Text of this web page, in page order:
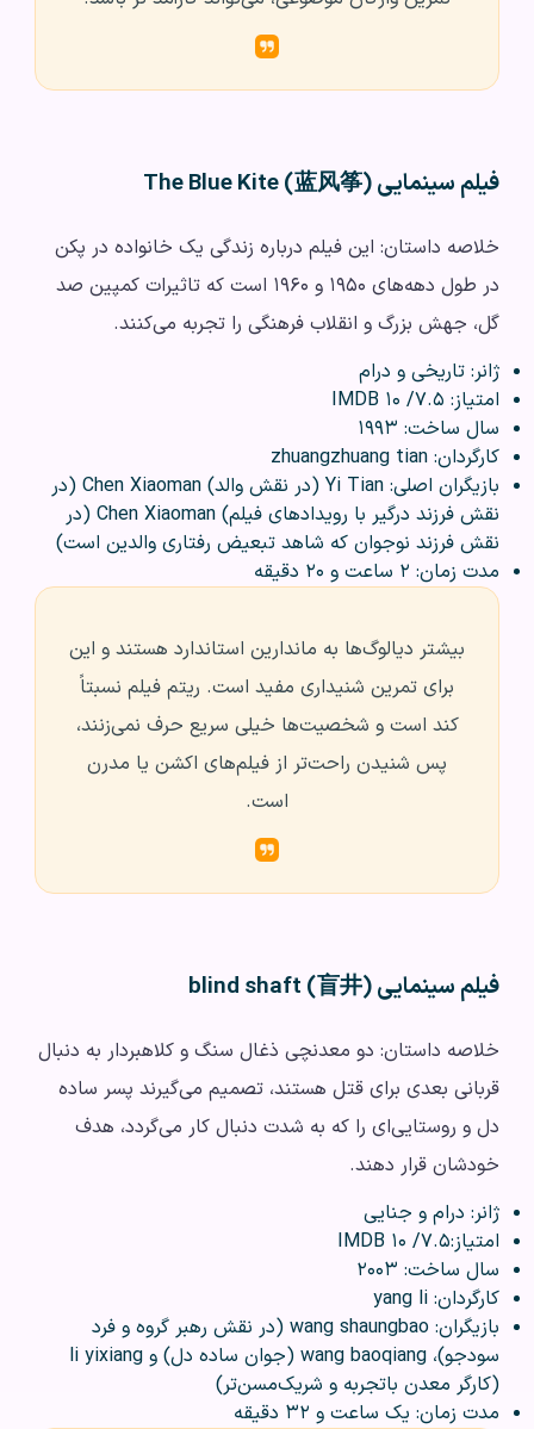
فیلم سینمایی The Blue Kite (蓝风筝)
خلاصه داستان: این فیلم درباره زندگی یک خانواده در پکن
در طول دهه‌های ۱۹۵۰ و ۱۹۶۰ است که تاثیرات کمپین صد
گل، جهش بزرگ و انقلاب فرهنگی را تجربه می‌کنند.
ژانر: تاریخی و درام
امتیاز: ۷.۵/ ۱۰ IMDB
سال ساخت: ۱۹۹۳
کارگردان: zhuangzhuang tian
بازیگران اصلی: Yi Tian (در نقش والد) Chen Xiaoman (در
نقش فرزند درگیر با رویدادهای فیلم) Chen Xiaoman (در
نقش فرزند نوجوان که شاهد تبعیض‌ رفتاری والدین است)
مدت زمان: ۲ ساعت و ۲۰ دقیقه
بیشتر دیالوگ‌ها به ماندارین استاندارد هستند و این
برای تمرین شنیداری مفید است. ریتم فیلم نسبتاً
کند است و شخصیت‌ها خیلی سریع حرف نمی‌زنند،
پس شنیدن راحت‌تر از فیلم‌های اکشن یا مدرن
است.
فیلم سینمایی blind shaft (盲井)
خلاصه داستان: دو معدنچی ذغال سنگ و کلاهبردار به دنبال
قربانی بعدی برای قتل هستند، تصمیم می‌گیرند پسر ساده
دل و روستایی‌ای را که به شدت دنبال کار می‌گردد، هدف
خودشان قرار دهند.
ژانر: درام و جنایی
امتیاز:۷.۵/ ۱۰ IMDB
سال ساخت: ۲۰۰۳
کارگردان: yang li
بازیگران: wang shaungbao (در نقش رهبر گروه و فرد
سودجو)، wang baoqiang (جوان ساده دل) و li yixiang
(کارگر معدن باتجربه و شریک‌مسن‌تر)
مدت زمان: یک ساعت و ۳۲ دقیقه